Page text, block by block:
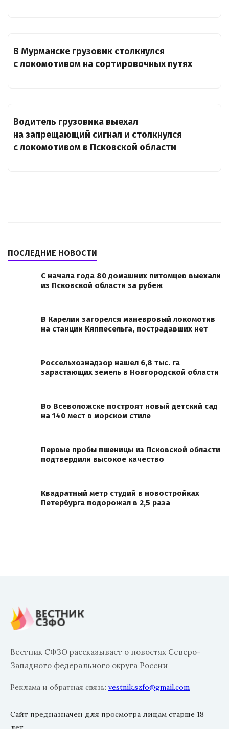
В Мурманске грузовик столкнулся
с локомотивом на сортировочных путях
Водитель грузовика выехал
на запрещающий сигнал и столкнулся
с локомотивом в Псковской области
ПОСЛЕДНИЕ НОВОСТИ
С начала года 80 домашних питомцев выехали
из Псковской области за рубеж
В Карелии загорелся маневровый локомотив
на станции Кяппесельга, пострадавших нет
Россельхознадзор нашел 6,8 тыс. га
зарастающих земель в Новгородской области
Во Всеволожске построят новый детский сад
на 140 мест в морском стиле
Первые пробы пшеницы из Псковской области
подтвердили высокое качество
Квадратный метр студий в новостройках
Петербурга подорожал в 2,5 раза
Вестник СФЗО рассказывает о новостях Северо-
Западного федерального округа России
Реклама и обратная связь: vestnik.szfo@gmail.com
Сайт предназначен для просмотра лицам старше 18